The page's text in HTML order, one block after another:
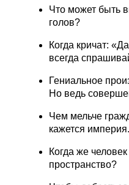
Что может быть
голов?
Когда кричат:
всегда
Гениальное
Но ведь
Чем мельче
кажется империя.
Когда же
пространство?